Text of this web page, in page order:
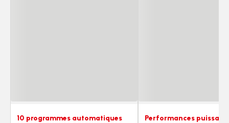
10 programmes automatiques
Performances